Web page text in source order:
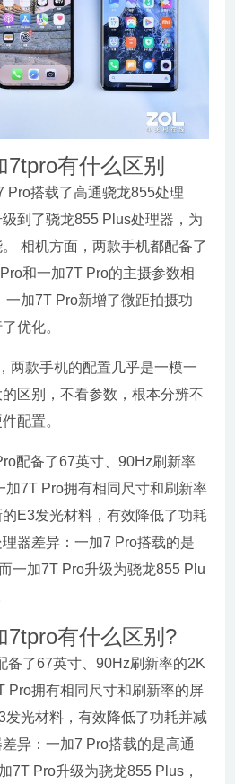
有什么区别
Pro搭载了高通骁龙855处理
到了骁龙855 Plus处理器，为
相机方面，两款手机都配备了
和一加7T Pro的主摄参数相
一加7T Pro新增了微距拍摄功
优化。
两款手机的配置几乎是一模一
区别，不看参数，根本分辨不
配置。
配备了67英寸、90Hz刷新率
加7T Pro拥有相同尺寸和刷新率
E3发光材料，有效降低了功耗
器差异：一加7 Pro搭载的是
一加7T Pro升级为骁龙855 Plu
7tpro有什么区别?
备了67英寸、90Hz刷新率的2K
Pro拥有相同尺寸和刷新率的屏
发光材料，有效降低了功耗并减
异：一加7 Pro搭载的是高通
7T Pro升级为骁龙855 Plus，